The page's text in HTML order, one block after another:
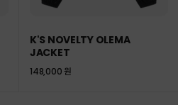
K'S NOVELTY OLEMA
JACKET
148,000 원